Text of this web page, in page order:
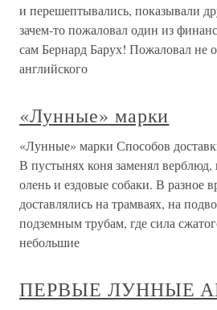
и перешептывались, показывали
зачем-то пожаловал один из
сам Бернард Барух! Пожаловал не
английского
«Лунные» марки
«Лунные» марки Способов
В пустынях коня заменял
олень и ездовые собаки. В разное
доставлялись на трамваях, на
подземным трубам, где сила
небольшие
ПЕРВЫЕ ЛУННЫЕ